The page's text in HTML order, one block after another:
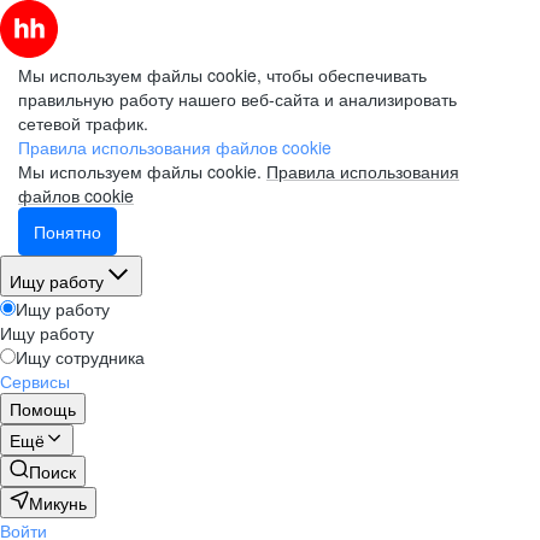
Мы используем файлы cookie, чтобы обеспечивать
правильную работу нашего веб-сайта и анализировать
сетевой трафик.
Правила использования файлов cookie
Мы используем файлы cookie. Правила использования
файлов cookie
Понятно
Ищу работу
Ищу работу
Ищу работу
Ищу сотрудника
Сервисы
Помощь
Ещё
Поиск
Микунь
Войти